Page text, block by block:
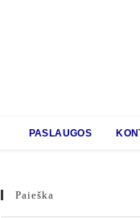
PASLAUGOS
Paieška